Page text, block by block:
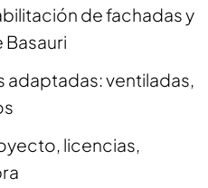
de fachadas y
Basauri
adaptadas: ventiladas,
licencias,